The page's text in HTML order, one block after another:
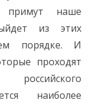
примут наше
из этих
порядке. И
проходят
наиболее